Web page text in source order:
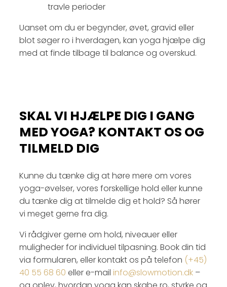
travle perioder
Uanset om du er begynder, øvet, gravid eller
blot søger ro i hverdagen, kan yoga hjælpe dig
med at finde tilbage til balance og overskud.
SKAL VI HJÆLPE DIG I GANG
MED YOGA? KONTAKT OS OG
TILMELD DIG
Kunne du tænke dig at høre mere om vores
yoga-øvelser, vores forskellige hold eller kunne
du tænke dig at tilmelde dig et hold? Så hører
vi meget gerne fra dig.
Vi rådgiver gerne om hold, niveauer eller
muligheder for individuel tilpasning. Book din tid
via formularen, eller kontakt os på telefon (+45)
40 55 68 60 eller e-mail info@slowmotion.dk –